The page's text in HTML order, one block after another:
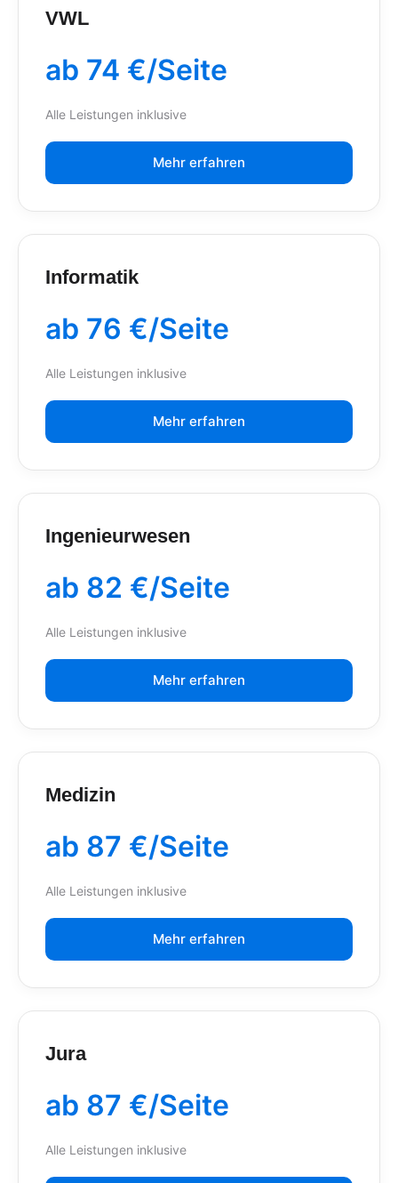
VWL
ab 74 €/Seite
Alle Leistungen inklusive
Mehr erfahren
Informatik
ab 76 €/Seite
Alle Leistungen inklusive
Mehr erfahren
Ingenieurwesen
ab 82 €/Seite
Alle Leistungen inklusive
Mehr erfahren
Medizin
ab 87 €/Seite
Alle Leistungen inklusive
Mehr erfahren
Jura
ab 87 €/Seite
Alle Leistungen inklusive